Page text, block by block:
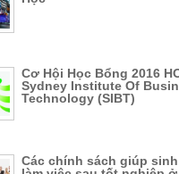
Cơ Hội Học Bổng 2016
Sydney Institute Of
Technology (SIBT)
Các chính sách giúp